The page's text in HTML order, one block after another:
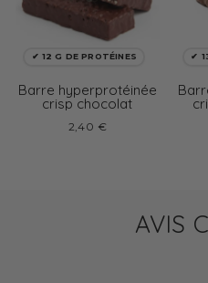
✔ 12 G DE PROTÉINES
Barre hyperprotéinée
crisp chocolat
2,40 €
✔
AVIS